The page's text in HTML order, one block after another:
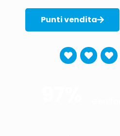
Punti vendita